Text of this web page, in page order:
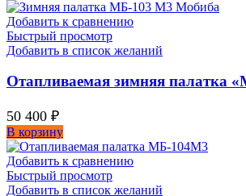
Добавить к сравнению
Быстрый просмотр
Добавить в список желаний
Отапливаемая зимняя палатка
50 400 ₽
В корзину
Добавить к сравнению
Быстрый просмотр
Добавить в список желаний